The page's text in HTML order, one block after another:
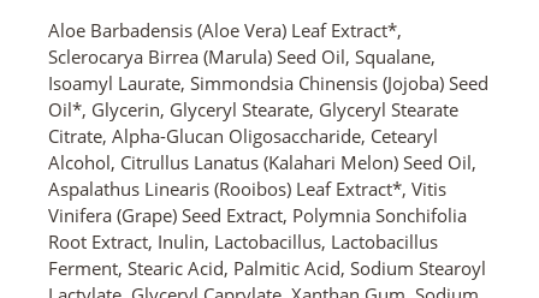
Aloe Barbadensis (Aloe Vera) Leaf Extract*,
Sclerocarya Birrea (Marula) Seed Oil, Squalane,
Isoamyl Laurate, Simmondsia Chinensis (Jojoba) Seed
Oil*, Glycerin, Glyceryl Stearate, Glyceryl Stearate
Citrate, Alpha-Glucan Oligosaccharide, Cetearyl
Alcohol, Citrullus Lanatus (Kalahari Melon) Seed Oil,
Aspalathus Linearis (Rooibos) Leaf Extract*, Vitis
Vinifera (Grape) Seed Extract, Polymnia Sonchifolia
Root Extract, Inulin, Lactobacillus, Lactobacillus
Ferment, Stearic Acid, Palmitic Acid, Sodium Stearoyl